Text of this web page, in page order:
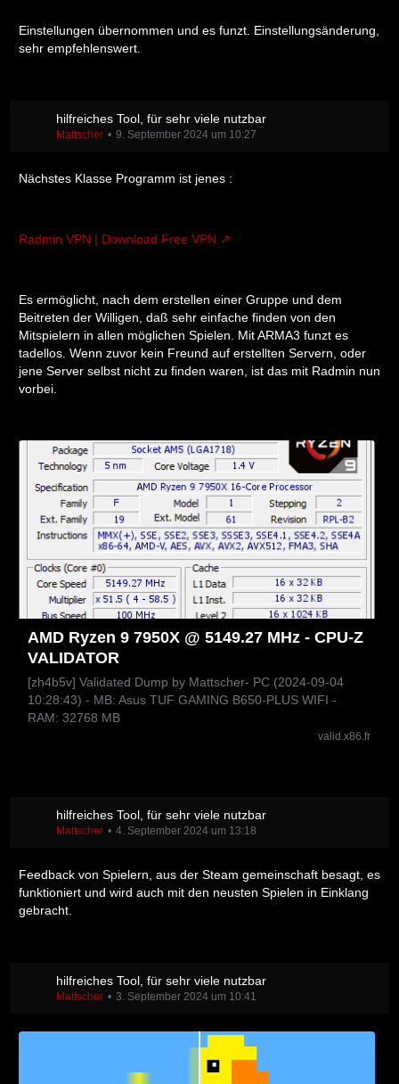
Einstellungen übernommen und es funzt. Einstellungsänderung,
sehr empfehlenswert.
hilfreiches Tool, für sehr viele nutzbar
Mattscher 9. September 2024 um 10:27
Nächstes Klasse Programm ist jenes :
Radmin VPN | Download Free VPN
Es ermöglicht, nach dem erstellen einer Gruppe und dem
Beitreten der Willigen, daß sehr einfache finden von den
Mitspielern in allen möglichen Spielen. Mit ARMA3 funzt es
tadellos. Wenn zuvor kein Freund auf erstellten Servern, oder
jene Server selbst nicht zu finden waren, ist das mit Radmin nun
vorbei.
AMD Ryzen 9 7950X @ 5149.27 MHz - CPU-Z
VALIDATOR
[zh4b5v] Validated Dump by Mattscher- PC (2024-09-04
10:28:43) - MB: Asus TUF GAMING B650-PLUS WIFI -
RAM: 32768 MB
valid.x86.fr
hilfreiches Tool, für sehr viele nutzbar
Mattscher 4. September 2024 um 13:18
Feedback von Spielern, aus der Steam gemeinschaft besagt, es
funktioniert und wird auch mit den neusten Spielen in Einklang
gebracht.
hilfreiches Tool, für sehr viele nutzbar
Mattscher 3. September 2024 um 10:41